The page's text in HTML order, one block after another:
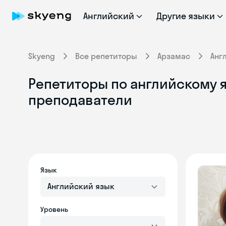
Английский Другие языки
Skyeng Все репетиторы Арзамас
Репетиторы по
преподаватели
Язык
Английский язык
Уровень